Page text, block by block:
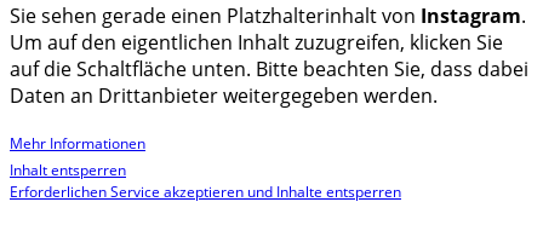
Sie sehen gerade einen Platzhalterinhalt von Instagram.
Um auf den eigentlichen Inhalt zuzugreifen, klicken Sie
auf die Schaltfläche unten. Bitte beachten Sie, dass dabei
Daten an Drittanbieter weitergegeben werden.
Mehr Informationen
Inhalt entsperren
Erforderlichen Service akzeptieren und Inhalte entsperren